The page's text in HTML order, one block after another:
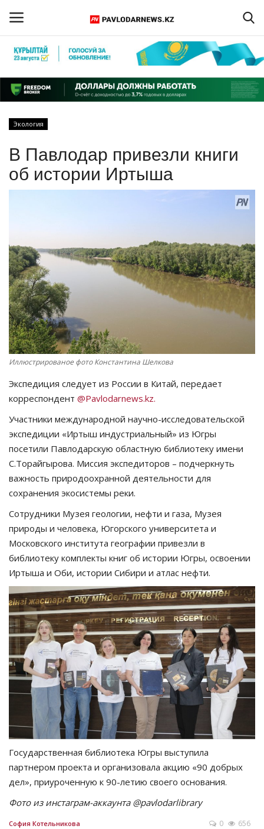
Регистрация
Главная
ПАВЛОДАРСКАЯ ОБЛАСТЬ
СПЕЦПРОЕКТЫ
СПОРТ
Чек-лист
РАЗВЛЕЧЕНИЯ
Курултай
Язык
Қазақша Русский
Экология
В Павлодар привезли книги
об истории Иртыша
Иллюстрированое фото Константина Шелкова
Экспедиция следует из России в Китай, передает
корреспондент @Pavlodarnews.kz.
Участники международной научно-исследовательской
экспедиции «Иртыш индустриальный» из Югры
посетили Павлодарскую областную библиотеку имени
С.Торайгырова. Миссия экспедиторов – подчеркнуть
важность природоохранной деятельности для
сохранения экосистемы реки.
Сотрудники Музея геологии, нефти и газа, Музея
природы и человека, Югорского университета и
Московского института географии привезли в
библиотеку комплекты книг об истории Югры, освоении
Иртыша и Оби, истории Сибири и атлас нефти.
Государственная библиотека Югры выступила
партнером проекта и организовала акцию «90 добрых
дел», приуроченную к 90-летию своего основания.
Фото из инстаграм-аккаунта @pavlodarlibrary
София Котельникова 0 656